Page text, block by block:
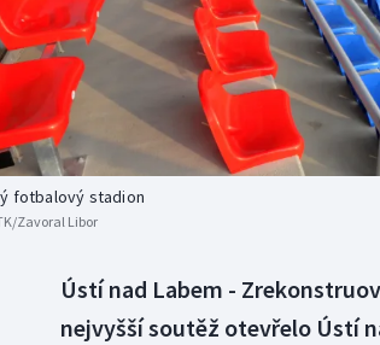
Golf
Gymnastika
fotbalový stadion
Zavoral Libor
Ústí nad Labem -
nejvyšší soutěž otevřelo Ústí